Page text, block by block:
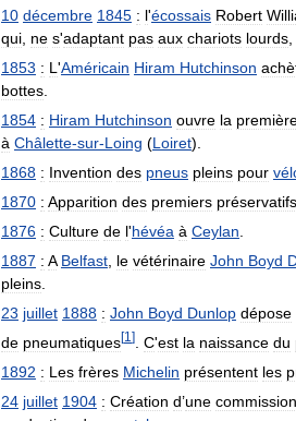
10 décembre 1845 : l'écossais Robert
qui ne s'adaptant pas aux chariots lourds
1853 : L 'Américain Hiram Hutchinson
bottes
1854 : Hiram Hutchinson ouvre la
à Châlette-sur-Loing (Loiret).
1868 : Invention des pneus pleins pour
1870 : Apparition des premiers préservatifs
1876 : Culture de l'hévéa à Ceylan
1887 : A Belfast le vétérinaire John Boyd
pleins
23 juillet 1888 : John Boyd Dunlop dépose
de pneumatiques[1 ] C'est la naissance du
1892 : Les frères Michelin présentent les
24 juillet 1904 : Création d’une commission